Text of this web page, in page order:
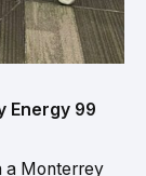
Energy 99
a Monterrey